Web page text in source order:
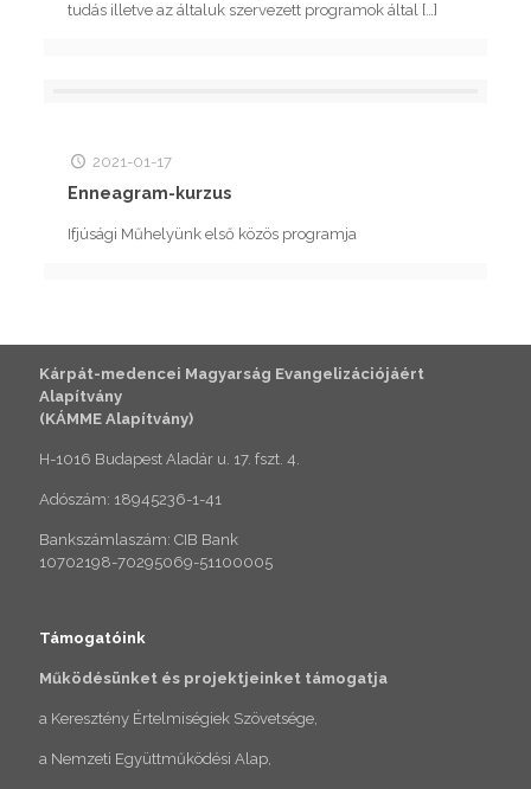
tudás illetve az általuk szervezett programok által[…]
2021-01-17
Enneagram-kurzus
Ifjúsági Műhelyünk első közös programja
Kárpát-medencei Magyarság Evangelizációjáért
Alapítvány
(KÁMME Alapítvány)
H-1016 Budapest Aladár u. 17. fszt. 4.
Adószám: 18945236-1-41
Bankszámlaszám: CIB Bank
10702198-70295069-51100005
Támogatóink
Működésünket és projektjeinket támogatja
a Keresztény Értelmiségiek Szövetsége,
a Nemzeti Együttműködési Alap,